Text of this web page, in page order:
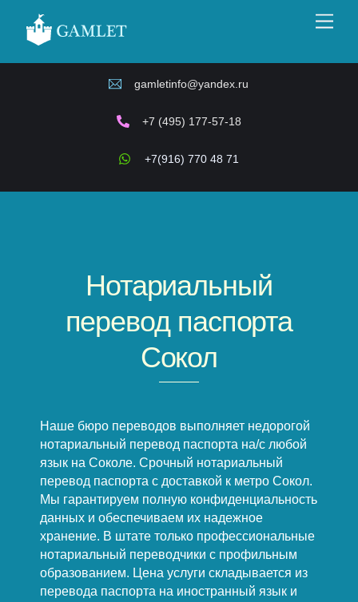
content
gamletinfo@yandex.ru
+7 (495) 177-57-18
+7(916) 770 48 71
Нотариальный
перевод паспорта
Сокол
Наше бюро переводов выполняет недорогой
нотариальный перевод паспорта на/с любой
язык на Соколе. Срочный нотариальный
перевод паспорта с доставкой к метро Сокол.
Мы гарантируем полную конфиденциальность
данных и обеспечиваем их надежное
хранение. В штате только профессиональные
нотариальный переводчики с профильным
образованием. Цена услуги складывается из
перевода паспорта на иностранный язык и